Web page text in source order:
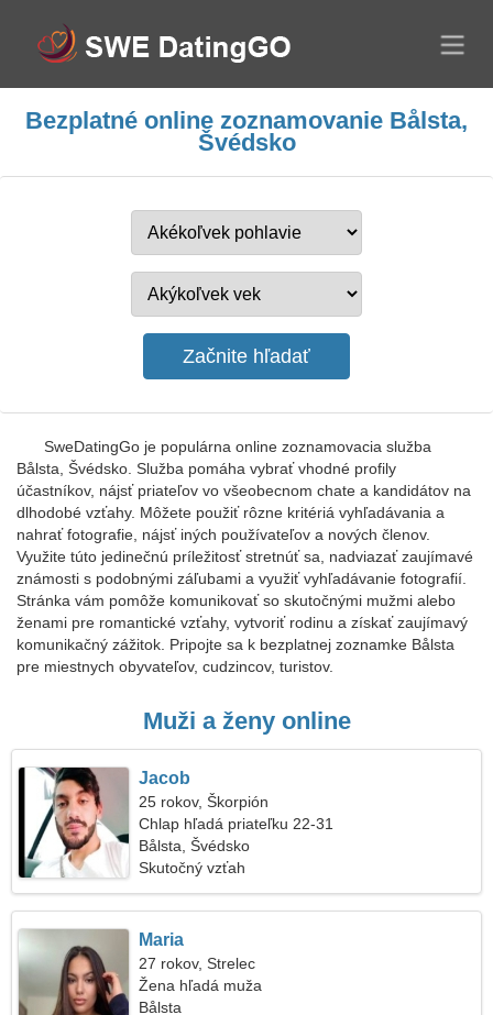
Bezplatné online zoznamovanie Bålsta,
Švédsko
SweDatingGo je populárna online zoznamovacia služba
Bålsta, Švédsko. Služba pomáha vybrať vhodné profily
účastníkov, nájsť priateľov vo všeobecnom chate a kandidátov na
dlhodobé vzťahy. Môžete použiť rôzne kritériá vyhľadávania a
nahrať fotografie, nájsť iných používateľov a nových členov.
Využite túto jedinečnú príležitosť stretnúť sa, nadviazať zaujímavé
známosti s podobnými záľubami a využiť vyhľadávanie fotografií.
Stránka vám pomôže komunikovať so skutočnými mužmi alebo
ženami pre romantické vzťahy, vytvoriť rodinu a získať zaujímavý
komunikačný zážitok. Pripojte sa k bezplatnej zoznamke Bålsta
pre miestnych obyvateľov, cudzincov, turistov.
Muži a ženy online
Jacob
25 rokov, Škorpión
Chlap hľadá priateľku 22-31
Bålsta, Švédsko
Skutočný vzťah
Maria
27 rokov, Strelec
Žena hľadá muža
Bålsta